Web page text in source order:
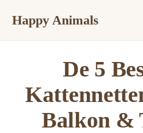
naarHappy Animals
De 5
Balkon &